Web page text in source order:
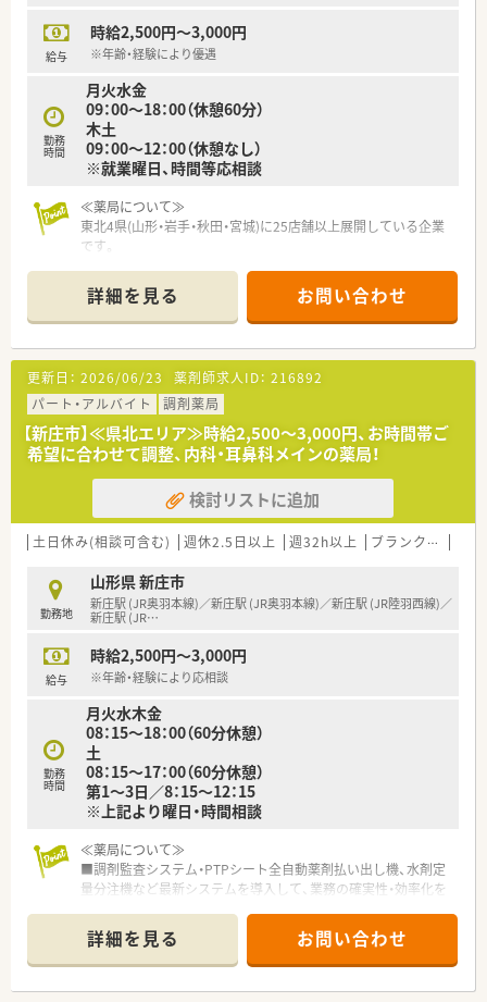
給与
時給2,500円～3,000円
※年齢・経験により優遇
勤務
時間
月火水金
09：00～18：00（休憩60分）
木土
09：00～12：00（休憩なし）
※就業曜日、時間等応相談
≪薬局について≫
東北4県(山形・岩手・秋田・宮城)に25店舗以上展開している企業
です。
たかく、雰囲気がよいのが特徴です。
詳細を見る お問い合わせ
更新日： 2026/06/23 薬剤師求人ID： 216892
パート・アルバイト
調剤薬局
【新庄市】≪県北エリア≫時給2,500～3,000円、お時間帯ご
希望に合わせて調整、内科・耳鼻科メインの薬局！
検討リストに追加
土日休み(相談可含む) 週休2.5日以上 週32h以上 ブランク可
勤務地
山形県 新庄市
新庄駅 (JR奥羽本線)／新庄駅 (JR奥羽本線)／新庄駅 (JR陸羽西線)／
新庄駅 (JR…
給与
時給2,500円～3,000円
※年齢・経験により応相談
勤務
時間
月火水木金
08：15～18：00（60分休憩）
土
08：15～17：00（60分休憩）
第1～3日／8：15～12：15
※上記より曜日・時間相談
≪薬局について≫
■調剤監査システム・PTPシート全自動薬剤払い出し機、水剤定
量分注機など最新システムを導入して、業務の確実性・効率化を
ます。
■もちろん風通しも良く、働きやすい温かい雰囲気の薬局です。
詳細を見る お問い合わせ